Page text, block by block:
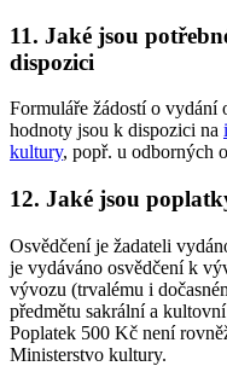
11. Jaké jsou
dispozici
Formuláře žádostí o
hodnoty jsou k dispozici na
kultury, popř. u odborných
12. Jaké jsou
Osvědčení je žadateli
je vydáváno osvědčení k
vývozu (trvalému i
předmětu sakrální a
Poplatek 500 Kč není
Ministerstvo kultury.